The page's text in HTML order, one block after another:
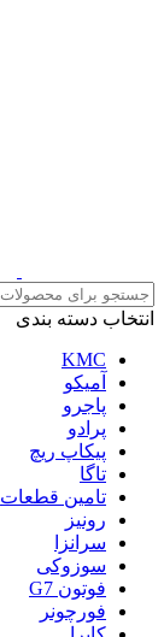
انتخاب دسته بندی
KMC
آمیکو
پاجرو
پرادو
پیکاپ ریچ
تاگا
تامین قطعات
رونیز
سرانزا
سوزوکی
فوتون G7
فورچونر